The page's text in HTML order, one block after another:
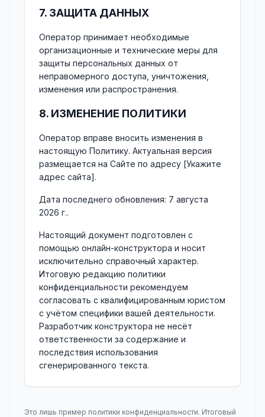
7. ЗАЩИТА ДАННЫХ
Оператор принимает необходимые
организационные и технические меры для
защиты персональных данных от
неправомерного доступа, уничтожения,
изменения или распространения.
8. ИЗМЕНЕНИЕ ПОЛИТИКИ
Оператор вправе вносить изменения в
настоящую Политику. Актуальная версия
размещается на Сайте по адресу [Укажите
адрес сайта].
Дата последнего обновления: 7 августа
2026 г..
Настоящий документ подготовлен с
помощью онлайн-конструктора и носит
исключительно справочный характер.
Итоговую редакцию политики
конфиденциальности рекомендуем
согласовать с квалифицированным юристом
с учётом специфики вашей деятельности.
Разработчик конструктора не несёт
ответственности за содержание и
последствия использования
сгенерированного текста.
Это лишь пример политики конфиденциальности. Итоговый